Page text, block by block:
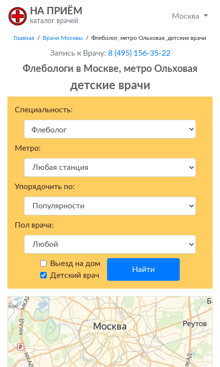
НА ПРИЁМ
каталог врачей
Москва
Главная / Врачи Москвы / Флеболог, метро Ольховая, детские врачи
Запись к Врачу: 8 (495) 156-35-22
Флебологи в Москвe, метро Ольховая
детские врачи
Специальность:
Метро:
Упорядочить по:
Пол врача:
Выезд на дом
Детский врач
Найти